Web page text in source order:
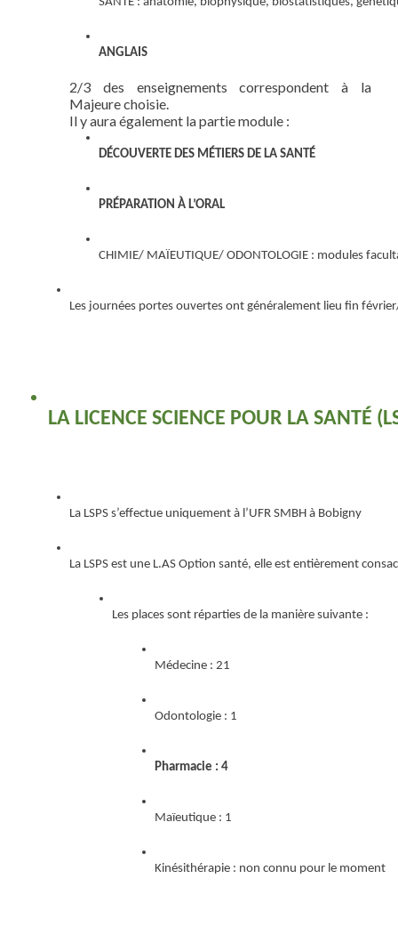
ANGLAIS
2/3 des enseignements correspondent à la
Majeure choisie.
Il y aura également la partie module :
DÉCOUVERTE DES MÉTIERS DE LA SANTÉ
PRÉPARATION À L’ORAL
CHIMIE/ MAÏEUTIQUE/ ODONTOLOGIE : modules
Les journées portes ouvertes ont généralement lieu fin
LA LICENCE SCIENCE POUR LA SANTÉ
La LSPS s’effectue uniquement à l’UFR SMBH à Bobigny
La LSPS est une L.AS Option santé, elle est entièrement
Les places sont réparties de la manière suivante :
Médecine : 21
Odontologie : 1
Pharmacie : 4
Maïeutique : 1
Kinésithérapie : non connu pour le moment